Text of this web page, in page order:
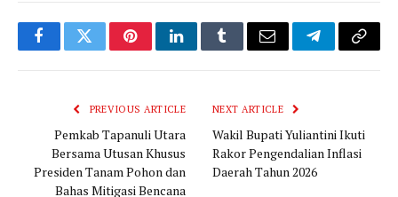
FacebookTwitterPinterestLinkedInTumblrEmail TelegramCopy
PREVIOUS ARTICLE
Pemkab Tapanuli Utara
Bersama Utusan Khusus
Presiden Tanam Pohon dan
Bahas Mitigasi Bencana
NEXT ARTICLE
Wakil Bupati Yuliantini Ikuti
Rakor Pengendalian Inflasi
Daerah Tahun 2026